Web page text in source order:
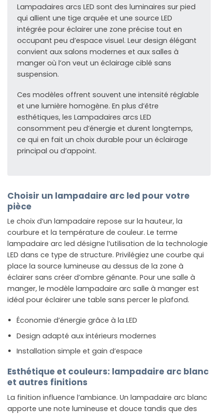
Lampadaires arcs LED sont des luminaires sur pied
qui allient une tige arquée et une source LED
intégrée pour éclairer une zone précise tout en
occupant peu d’espace visuel. Leur design élégant
convient aux salons modernes et aux salles à
manger où l’on veut un éclairage ciblé sans
suspension.
Ces modèles offrent souvent une intensité réglable
et une lumière homogène. En plus d’être
esthétiques, les Lampadaires arcs LED
consomment peu d’énergie et durent longtemps,
ce qui en fait un choix durable pour un éclairage
principal ou d’appoint.
Choisir un lampadaire arc led pour votre
pièce
Le choix d’un lampadaire repose sur la hauteur, la
courbure et la température de couleur. Le terme
lampadaire arc led désigne l’utilisation de la technologie
LED dans ce type de structure. Privilégiez une courbe qui
place la source lumineuse au dessus de la zone à
éclairer sans créer d’ombre gênante. Pour une salle à
manger, le modèle lampadaire arc salle à manger est
idéal pour éclairer une table sans percer le plafond.
Économie d’énergie grâce à la LED
Design adapté aux intérieurs modernes
Installation simple et gain d’espace
Esthétique et couleurs: lampadaire arc blanc
et autres finitions
La finition influence l’ambiance. Un lampadaire arc blanc
apporte une note lumineuse et douce tandis que des